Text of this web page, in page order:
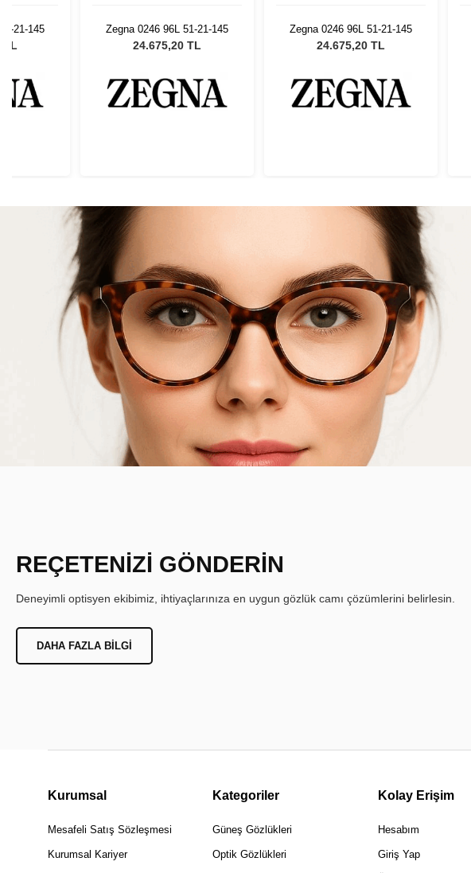
21-145
TL
Zegna 0246 96L 51-21-145
24.675,20 TL
Zegna 0246 96L 51-21-145
24.675,20 TL
REÇETENİZİ GÖNDERİN
Deneyimli optisyen ekibimiz, ihtiyaçlarınıza en uygun gözlük camı çözümlerini belirlesin.
DAHA FAZLA BILGI
Kurumsal
Mesafeli Satış Sözleşmesi
Kurumsal Kariyer
Kategoriler
Güneş Gözlükleri
Optik Gözlükleri
Kolay Erişim
Hesabım
Giriş Yap